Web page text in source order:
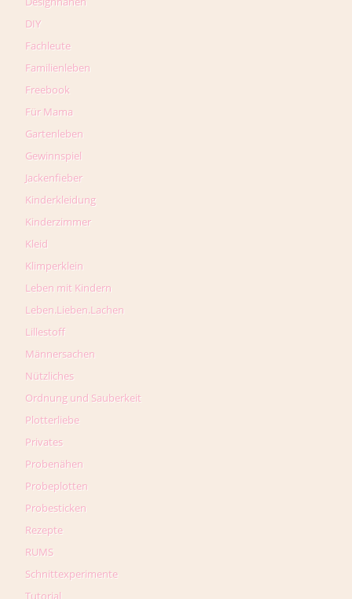
DIY
Fachleute
Familienleben
Freebook
Für Mama
Gartenleben
Gewinnspiel
Jackenfieber
Kinderkleidung
Kinderzimmer
Kleid
Klimperklein
Leben mit Kindern
Leben.Lieben.Lachen
Lillestoff
Männersachen
Nützliches
Ordnung und Sauberkeit
Plotterliebe
Privates
Probenähen
Probeplotten
Probesticken
Rezepte
RUMS
Schnittexperimente
Tutorial